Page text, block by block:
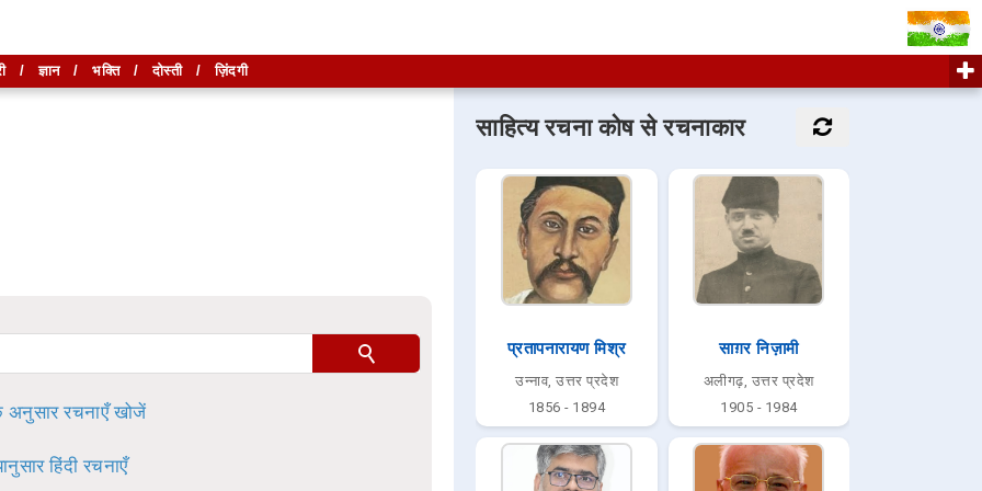
अनुसार रचनाएँ खोजें
हिंदी रचनाएँ
साहित्य रचना कोष से रचनाकार
प्रतापनारायण मिश्र
उन्नाव, उत्तर प्रदेश
1856 - 1894
साग़र निज़ामी
अलीगढ़, उत्तर प्रदेश
1905 - 1984
खोजें
/ज्ञान/ भक्ति/दोस्ती/ज़िंदगी
है।